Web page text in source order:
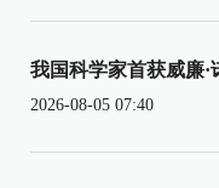
我国科学家首获威廉·
2026-08-05 07:40